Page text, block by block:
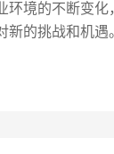
环境的不断变化
的挑战和机遇。